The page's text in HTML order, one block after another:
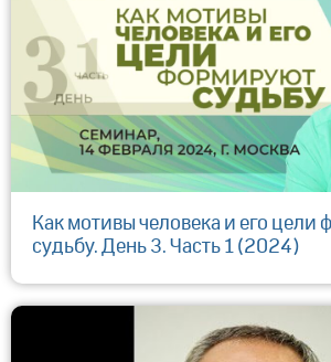
Как мотивы человека и его цели
судьбу. День 3. Часть 1 (2024)